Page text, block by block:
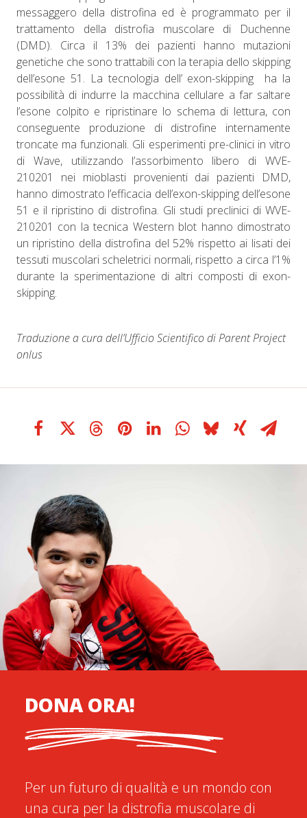
messaggero della distrofina ed è programmato per il
trattamento della distrofia muscolare di Duchenne
(DMD). Circa il 13% dei pazienti hanno mutazioni
genetiche che sono trattabili con la terapia dello skipping
dell’esone 51. La tecnologia dell’ exon-skipping ha la
possibilità di indurre la macchina cellulare a far saltare
l’esone colpito e ripristinare lo schema di lettura, con
conseguente produzione di distrofine internamente
troncate ma funzionali. Gli esperimenti pre-clinici in vitro
di Wave, utilizzando l’assorbimento libero di WVE-
210201 nei mioblasti provenienti dai pazienti DMD,
hanno dimostrato l’efficacia dell’exon-skipping dell’esone
51 e il ripristino di distrofina. Gli studi preclinici di WVE-
210201 con la tecnica Western blot hanno dimostrato
un ripristino della distrofina del 52% rispetto ai lisati dei
tessuti muscolari scheletrici normali, rispetto a circa l’1%
durante la sperimentazione di altri composti di exon-
skipping.
Traduzione a cura dell’Ufficio Scientifico di Parent Project
onlus
DONA ORA!
Per un futuro di qualità e un mondo con
una cura per la distrofia muscolare di